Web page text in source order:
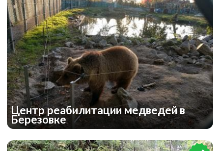
Центр реабилитации медведей в
Березовке